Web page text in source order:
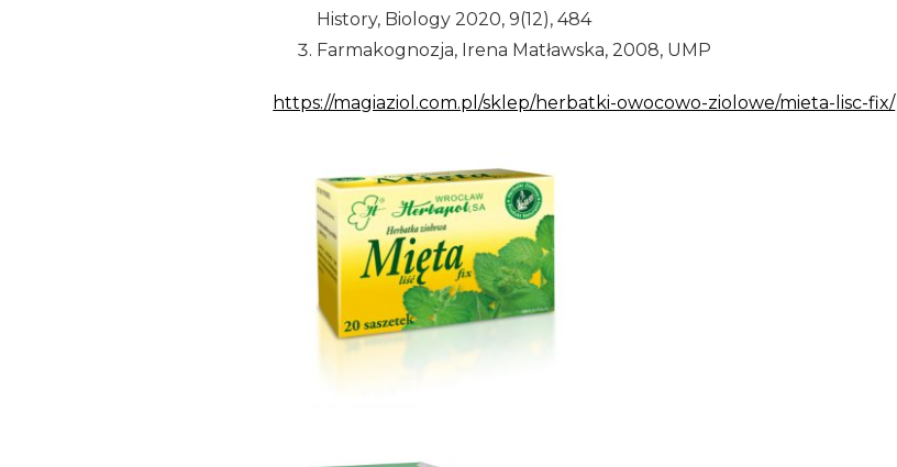
History, Biology 2020, 9(12), 484
Farmakognozja, Irena Matławska, 2008, UMP
https://magiaziol.com.pl/sklep/herbatki-owocowo-ziolowe/mieta-lisc-fix/